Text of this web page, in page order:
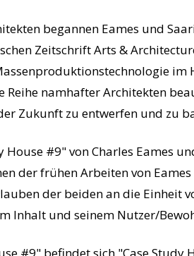
begannen Eames und
Zeitschrift Arts &
im
Reihe namhafter Architekten
Zukunft zu entwerfen und zu
House #9" von Charles Eames
der frühen Arbeiten von
der beiden an die Einheit
Inhalt und seinem Nutzer/